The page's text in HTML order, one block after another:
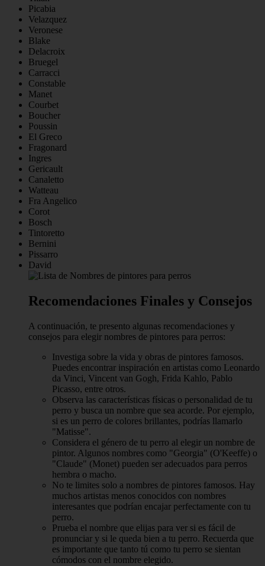
Picabia
Velazquez
Veronese
Blake
Delacroix
Bruegel
Carracci
Constable
Manet
Courbet
Boucher
Poussin
El Greco
Fragonard
Ingres
Gericault
Canaletto
Watteau
Fra Angelico
Corot
Bosch
Tintoretto
Bernini
Pissarro
David
Recomendaciones Finales y Consejos
A continuación, te presento algunas recomendaciones y
consejos para elegir nombres de pintores para perros:
Investiga sobre la vida y obras de pintores famosos.
Puedes encontrar inspiración en artistas como Leonardo
da Vinci, Vincent van Gogh, Frida Kahlo, Pablo
Picasso, entre otros.
Observa las características físicas o personalidad de tu
perro y busca un nombre que sea acorde. Por ejemplo,
si es un perro de colores brillantes, podrías llamarlo
"Matisse".
Considera el género de tu perro al elegir un nombre de
pintor. Algunos nombres como "Georgia" (O'Keeffe) o
"Claude" (Monet) pueden ser adecuados para perros
hembra o macho.
No te limites solo a nombres de pintores famosos. Hay
muchos artistas menos conocidos con nombres
interesantes que podrían encajar perfectamente con tu
perro.
Prueba el nombre que elijas para ver si es fácil de
pronunciar y si le queda bien a tu perro. Recuerda que
es importante que tanto tú como tu perro se sientan
cómodos con el nombre elegido.